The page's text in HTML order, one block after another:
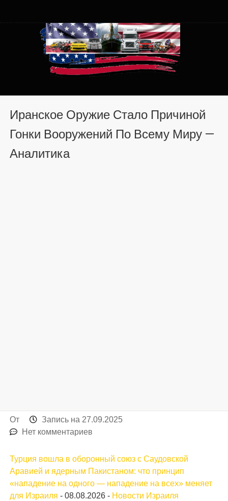
Хмельницком от auto.km.ua
Иранское Оружие Стало Причиной
Гонки Вооружений По Всему Миру —
Аналитика
От Запись на 27.09.2025
Нет комментариев
Турция вошла в оборонный союз с Саудовской
Аравией и ядерным Пакистаном: что принцип
«нападение на одного — нападение на всех» меняет
для Израиля -08.08.2026 - Новости Израиля